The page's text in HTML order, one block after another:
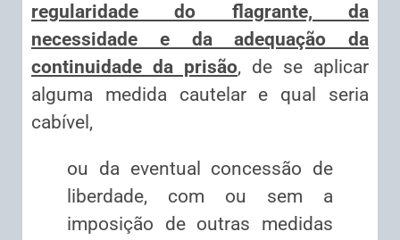
regularidade do flagrante, da
necessidade e da adequação da
continuidade da prisão, de se aplicar
alguma medida cautelar e qual seria
cabível,
ou da eventual concessão de
liberdade, com ou sem a
imposição de outras medidas